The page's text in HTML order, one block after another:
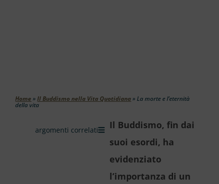
Home »Il Buddismo nella Vita Quotidiana»La morte e l’eternità
della vita
argomenti correlati
Il Buddismo, fin dai
suoi esordi, ha
evidenziato
l’importanza di un